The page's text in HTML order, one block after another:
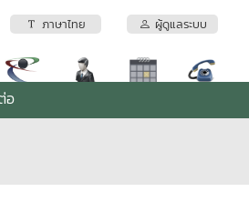
ภาษาไทย ผู้ดูแลระบบ
อ